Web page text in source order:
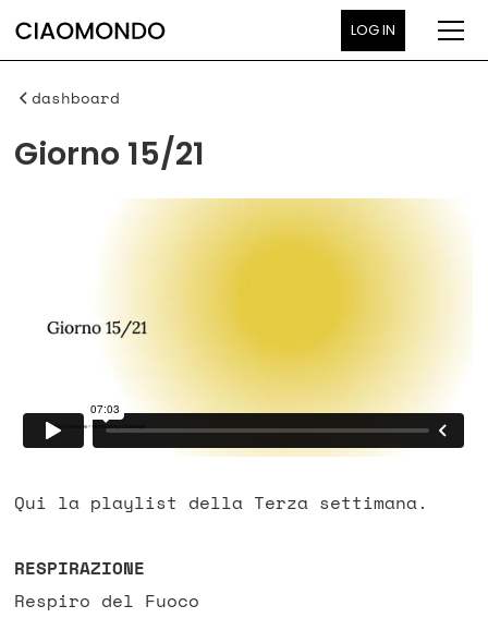
LOG IN
dashboard
Giorno 15/21
Qui la playlist della Terza settimana.
RESPIRAZIONE
Respiro del Fuoco